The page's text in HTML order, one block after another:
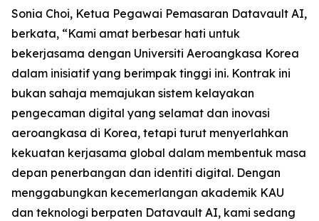
Sonia Choi, Ketua Pegawai Pemasaran Datavault AI,
berkata, “Kami amat berbesar hati untuk
bekerjasama dengan Universiti Aeroangkasa Korea
dalam inisiatif yang berimpak tinggi ini. Kontrak ini
bukan sahaja memajukan sistem kelayakan
pengecaman digital yang selamat dan inovasi
aeroangkasa di Korea, tetapi turut menyerlahkan
kekuatan kerjasama global dalam membentuk masa
depan penerbangan dan identiti digital. Dengan
menggabungkan kecemerlangan akademik KAU
dan teknologi berpaten Datavault AI, kami sedang